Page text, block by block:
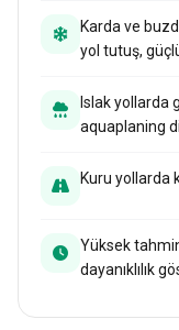
Karda ve
yol tutuş,
Islak yollarda
aquaplaning
Kuru yollarda
Yüksek
dayanıklılık